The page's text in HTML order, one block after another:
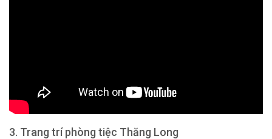
3. Trang trí phòng tiệc Thăng Long